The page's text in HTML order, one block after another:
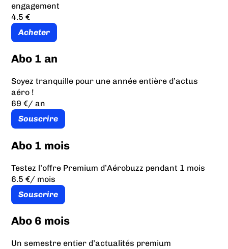
engagement
4.5 €
Acheter
Abo 1 an
Soyez tranquille pour une année entière d’actus
aéro !
69 €/ an
Souscrire
Abo 1 mois
Testez l’offre Premium d’Aérobuzz pendant 1 mois
6.5 €/ mois
Souscrire
Abo 6 mois
Un semestre entier d’actualités premium